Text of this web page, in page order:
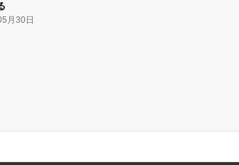
月30日